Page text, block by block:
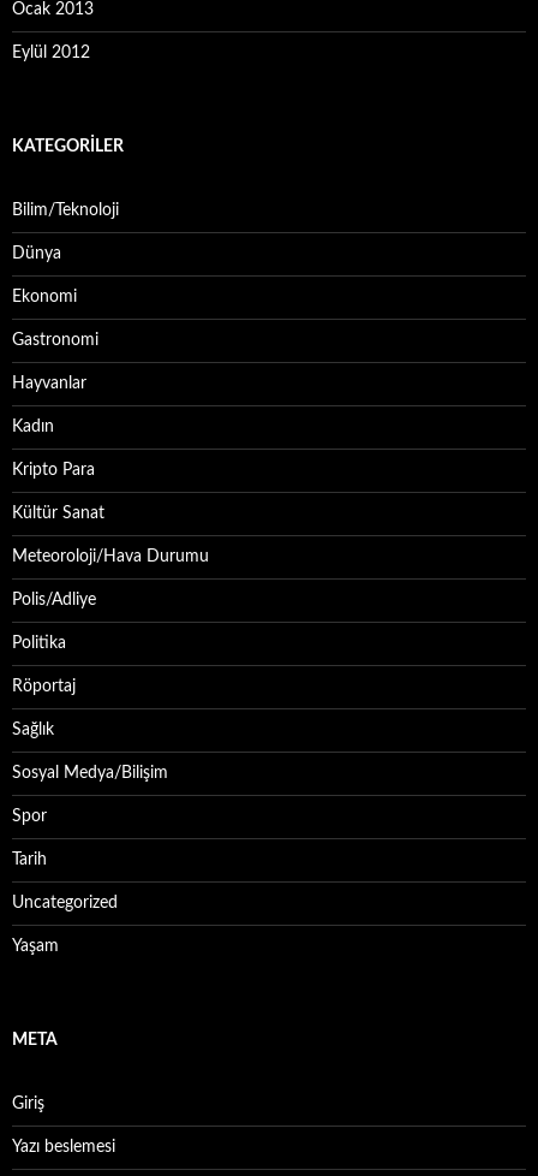
Ocak 2013
Eylül 2012
KATEGORILER
Bilim/Teknoloji
Dünya
Ekonomi
Gastronomi
Hayvanlar
Kadın
Kripto Para
Kültür Sanat
Meteoroloji/Hava Durumu
Polis/Adliye
Politika
Röportaj
Sağlık
Sosyal Medya/Bilişim
Spor
Tarih
Uncategorized
Yaşam
META
Giriş
Yazı beslemesi